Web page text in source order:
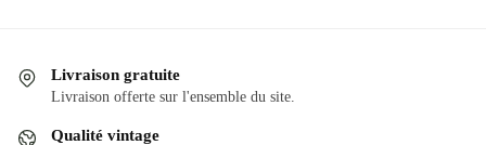
Livraison gratuite
Livraison offerte sur l'ensemble du site.
Qualité vintage